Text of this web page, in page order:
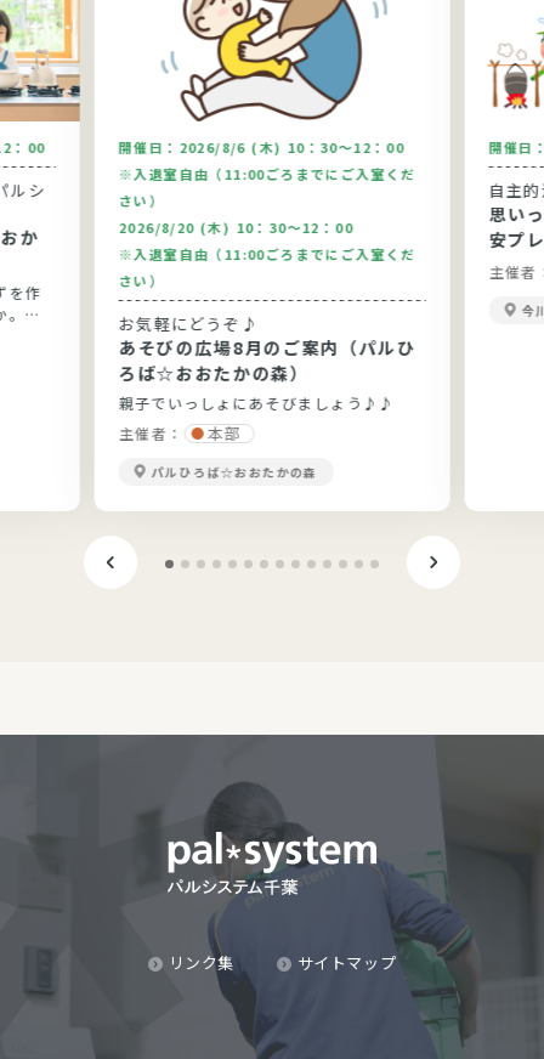
：00
ルシ
を作
。今
開催日： 2026/8/6 (木) 10：30～12：00
※入退室自由（11:00ごろまでにご入室くだ
さい）
2026/8/20 (木) 10：30～12：00
※入退室自由（11:00ごろまでにご入室くだ
さい）
お気軽にどうぞ♪
あそびの広場8月のご案内（パルひ
ろば☆おおたかの森）
親子でいっしょにあそびましょう♪♪
主催者：
本部
パルひろば☆おおたかの森
開催日
自主
思い
安プ
主催者
今
リンク集 サイトマップ